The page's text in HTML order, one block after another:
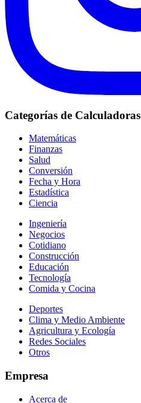
Categorías de Calculadoras
Matemáticas
Finanzas
Salud
Conversión
Fecha y Hora
Estadística
Ciencia
Ingeniería
Negocios
Cotidiano
Construcción
Educación
Tecnología
Comida y Cocina
Deportes
Clima y Medio Ambiente
Agricultura y Ecología
Redes Sociales
Otros
Empresa
Acerca de